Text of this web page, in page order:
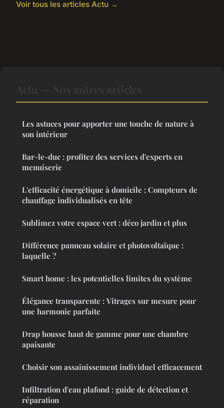
Voir tous les articles Actu →
Les astuces pour apporter une touche de nature à
son intérieur
Bar-le-duc : profitez des services d'experts en
menuiserie
L'efficacité énergétique à domicile : Compteurs de
chauffage individualisés en tête
Sublimez votre espace vert : déco jardin et plus
Différence panneau solaire et photovoltaïque :
laquelle ?
Smart home : les potentielles limites du système
Élégance transparente : Vitrages sur mesure pour
une harmonie parfaite
Drap housse haut de gamme pour une chambre
apaisante
Choisir son assainissement individuel efficacement
Infiltration d'eau plafond : guide de détection et
réparation